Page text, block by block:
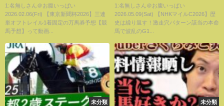
【競馬予想】
1:名無しさん＠お腹いっぱい
2026.02.06(Fri) 【東京新聞杯2026】三連
単オフトレイル1着固定の万馬券予想【競
馬予想】って動画...
本命馬で波乱のG1を仕留めて見
せる
1:名無しさん＠お腹いっぱい
2026.05.09(Sat) 【NHKマイルC2026】歴
史は繰り返す！激走穴パターン該当の本命
馬で波乱のG1...
未分類 未分類